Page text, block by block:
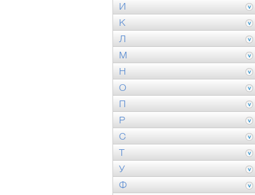
И
К
Л
М
Н
О
П
Р
С
Т
У
Ф